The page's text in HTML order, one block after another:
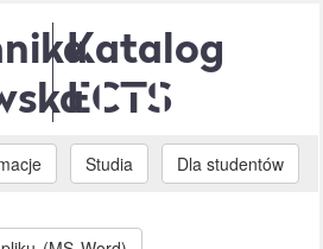
Katalog
ECTS
Studia Dla studentów